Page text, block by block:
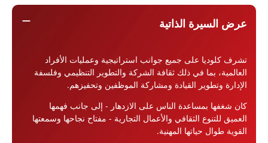
عرض السيرة الذاتية remove
تشرف كلوديا على جميع جوانب استراتيجية وعمليات الأفراد
العالمية، بما في ذلك ثقافة الشركة والتطوير التنظيمي وفلسفة
الإدارة وتطوير القيادة ومشاركة الموظفين وتحفيزهم.
كان شغفها بمساعدة الناس على الازدهار - إلى جانب فهمها
العميق للتنوع الثقافي والأعمال التجارية - مفتاح نجاحها وسمعتها
القوية طوال حياتها المهنية.